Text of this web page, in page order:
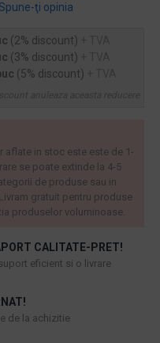
ţi opinia
(2% discount)
(3% discount)
(5% discount)
CALITATE-PRET!
eficient si o livrare
de la achizitie
aflate in stoc este este de 1-
se poate extinde la 4-5
de produse sau in
gratuit pentru produse
produselor voluminoase.